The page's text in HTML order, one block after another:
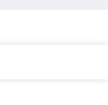
发布的最新资讯，提前准备